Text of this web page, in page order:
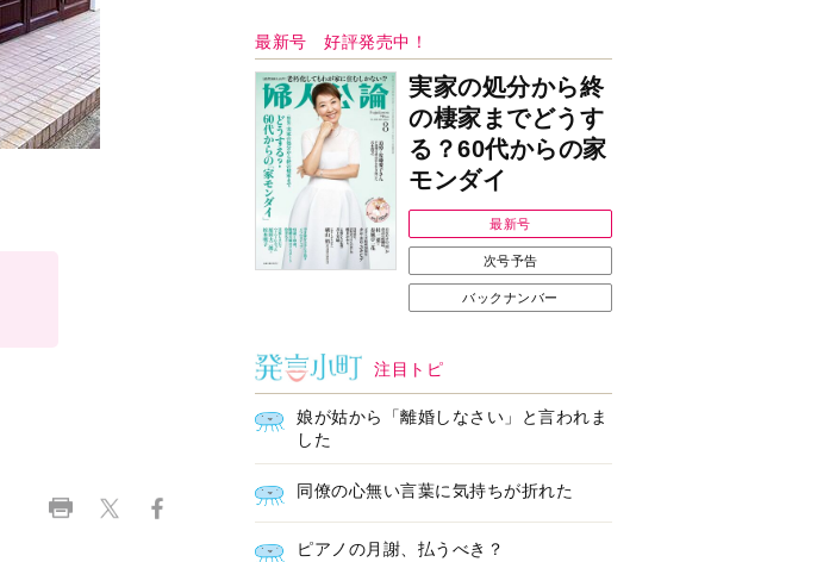
ＡＩで始める遺言を書
く前の準備セミナー開
催
耳にすっぽり！オーテ
ィコン補聴器、新しい
スタイルで All in Ear
の「オーティコン ジー
ル」を発売
トするオープンイヤー
型イヤホン「kikippa イ
ヤホン HERALBONY
モデル」発売
ージについてのお詫び
と訂正